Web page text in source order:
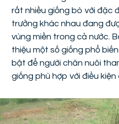
rất nhiều giống bò với đặc
trưởng khác nhau đang
vùng miền trong cả nước.
thiệu một số giống phổ
bật để người chăn nuôi
giống phù hợp với điều kiện